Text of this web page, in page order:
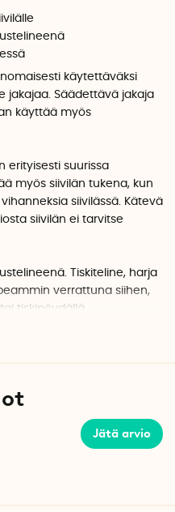
käytettäväksi
jakajaa. Säädettävä jakaja
käyttää myös
erityisesti suurissa
myös siivilän tukena, kun
siivilässä. Kätevä
siivilän ei tarvitse
Tiskiteline, harja
verrattuna siihen,
tiskipöydällä.
on kuivausreiät pulloille.
32,5 cm:stä
kaikkiin vakiokokoisiin
Jätä arvio